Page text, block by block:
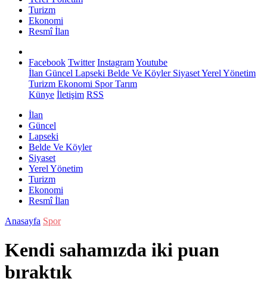
Turizm
Ekonomi
Resmî İlan
Facebook Twitter InstagramYoutube
İlan Güncel Lapseki Belde Ve KöylerSiyasetYerel Yönetim
Turizm Ekonomi SporTarım
Künye İletişim RSS
İlan
Güncel
Lapseki
Belde Ve Köyler
Siyaset
Yerel Yönetim
Turizm
Ekonomi
Resmî İlan
Anasayfa Spor
Kendi sahamızda iki puan
bıraktık